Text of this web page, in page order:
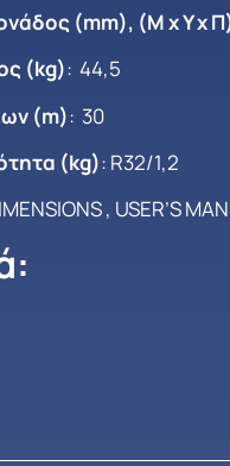
(mm), (Μ x Y x
(kg): 44,5
(m): 30
(kg): R32/1,2
, USER’S